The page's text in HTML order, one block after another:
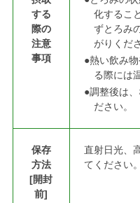
する
際の
注意
事項
化するこ
ずとろみ
がりくだ
●熱い飲み
る際には
●調整後は
ださい。
保存
方法
[開封
前]
直射日光、
てください。